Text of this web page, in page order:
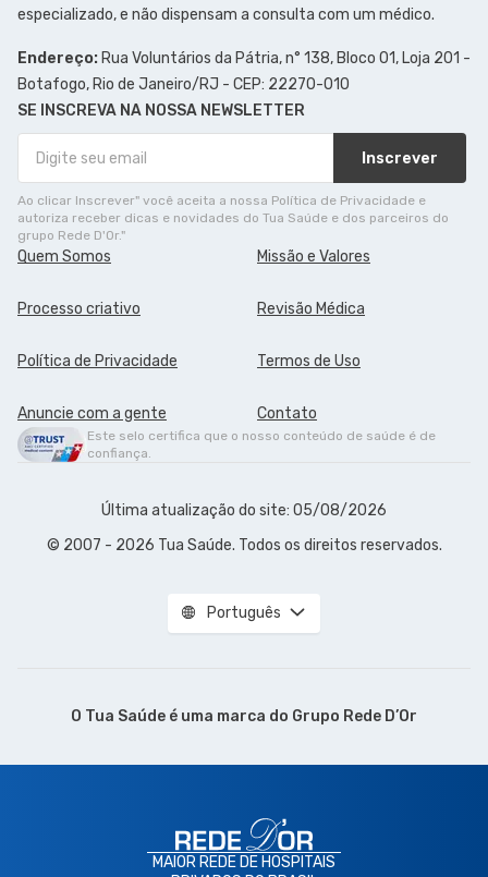
especializado, e não dispensam a consulta com um médico.
Endereço: Rua Voluntários da Pátria, n° 138, Bloco 01, Loja 201 -
Botafogo, Rio de Janeiro/RJ - CEP: 22270-010
SE INSCREVA NA NOSSA NEWSLETTER
Inscrever
Ao clicar Inscrever" você aceita a nossa Política de Privacidade e
autoriza receber dicas e novidades do Tua Saúde e dos parceiros do
grupo Rede D'Or."
Quem Somos Missão e Valores
Processo criativo Revisão Médica
Política de Privacidade Termos de Uso
Anuncie com a gente Contato
Este selo certifica que o nosso conteúdo de saúde é de
confiança.
Última atualização do site: 05/08/2026
© 2007 - 2026 Tua Saúde. Todos os direitos reservados.
Português
O Tua Saúde é uma marca do Grupo Rede D’Or
MAIOR REDE DE HOSPITAIS